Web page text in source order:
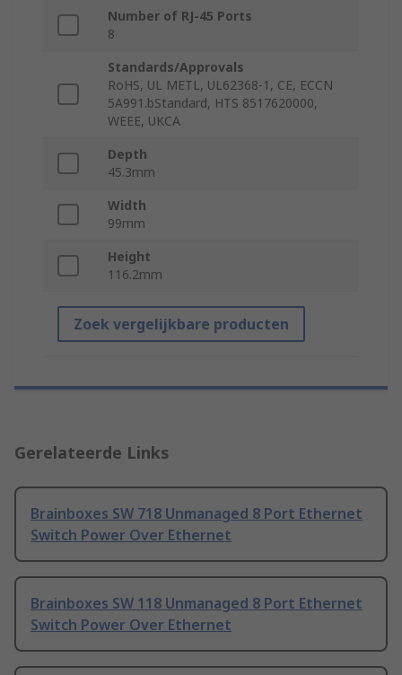
Number of RJ-45 Ports
8
Standards/Approvals
RoHS, UL METL, UL62368-1, CE, ECCN
5A991.bStandard, HTS 8517620000,
WEEE, UKCA
Depth
45.3mm
Width
99mm
Height
116.2mm
Zoek vergelijkbare producten
Gerelateerde Links
Brainboxes SW 718 Unmanaged 8 Port Ethernet
Switch Power Over Ethernet
Brainboxes SW 118 Unmanaged 8 Port Ethernet
Switch Power Over Ethernet